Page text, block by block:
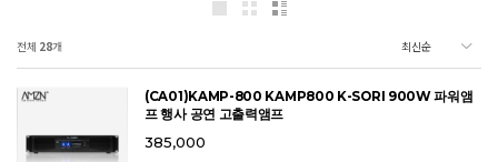
전체 28개
(CA01)KAMP-800 KAMP800 K-SORI 900W 파워앰
프 행사 공연 고출력앰프
385,000